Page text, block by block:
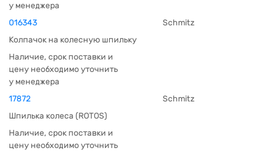
у менеджера
016343
Schmitz
Колпачок на колесную шпильку
Наличие, срок поставки и
цену необходимо уточнить
у менеджера
17872
Schmitz
Шпилька колеса (ROTOS)
Наличие, срок поставки и
цену необходимо уточнить